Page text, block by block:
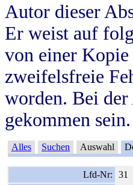
Autor dieser
Er weist auf
von einer
zweifelsfreie
worden. Bei
gekommen
Alles Suchen Auswahl
Lfd-Nr:
31